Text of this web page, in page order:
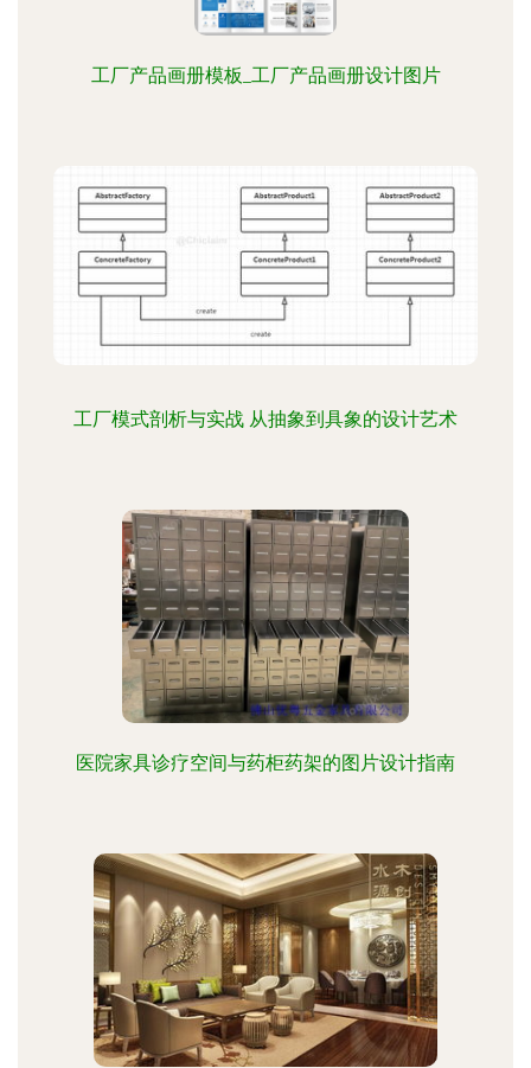
工厂产品画册模板_工厂产品画册设计图片
工厂模式剖析与实战 从抽象到具象的设计艺术
医院家具诊疗空间与药柜药架的图片设计指南